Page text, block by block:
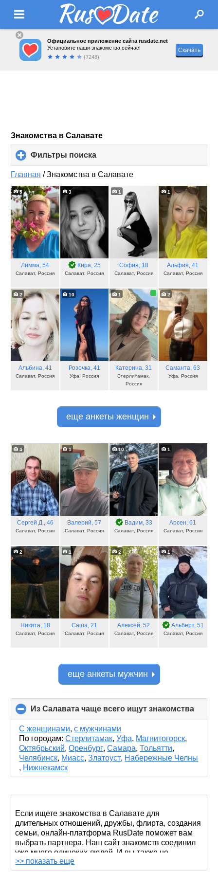
Официальное приложение сайта rusdate.net
Установите наши знакомства сейчас!
(7248)
Скачать
Знакомства в Салавате
Фильтры поиска
to
expand
contents
Главная /Знакомства в Салавате
5
Лимма, 54
Салават, Россия
3
Кира, 25
Салават, Россия
1
София, 18
Салават, Россия
1
Альфия, 41
Салават, Россия
2
Альбина, 41
Салават, Россия
10
Розочка, 41
Уфа, Россия
1
Катерина, 31
Стерлитамак,
Россия
2
Саманта, 63
Уфа, Россия
еще анкеты женщин
4
Сергей Д., 46
Салават, Россия
1
Валерий, 57
Салават, Россия
10
Вадим, 33
Салават, Россия
1
Арсен, 61
Салават, Россия
2
Никита, 18
Салават, Россия
1
Саша, 21
Салават, Россия
2
Алексей, 52
Салават, Россия
1
Альберт, 51
Салават, Россия
еще анкеты мужчин
Из Салавата чаще всего ищут знакомства
to
С женщинами,с мужчинами
По городам: Стерлитамак,Уфа, Магнитогорск,
Октябрьский,Оренбург,Самара,Тольятти,
Челябинск, Миасс,Златоуст, Набережные Челны
, Нижнекамск
Если ищете знакомства в Салавате для
длительных отношений, дружбы, флирта, создания
семьи, онлайн-платформа RusDate поможет вам
выбрать партнера. Наш сайт знакомств соединил
уже много одиноких людей. И вы также не
останетесь без пары.
>> показать еще